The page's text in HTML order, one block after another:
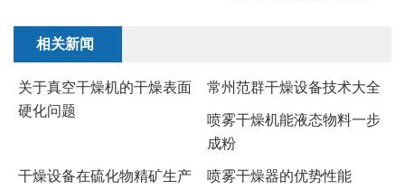
相关新闻
关于真空干燥机的干燥表面
硬化问题
常州范群干燥设备技术大全
喷雾干燥机能液态物料一步
成粉
干燥设备在硫化物精矿生产
喷雾干燥器的优势性能